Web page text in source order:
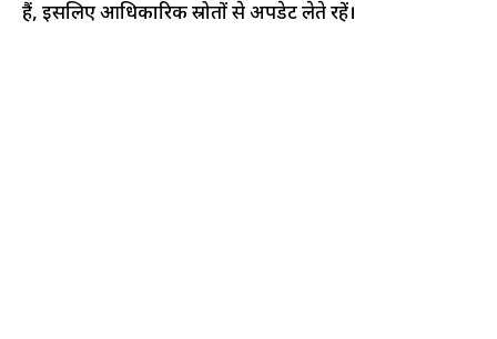
हैं, इसलिए आधिकारिक स्रोतों से अपडेट लेते रहें।